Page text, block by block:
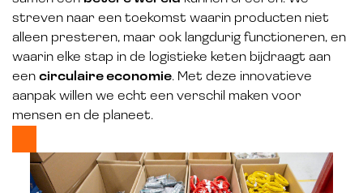
streven naar een toekomst waarin producten niet
alleen presteren, maar ook langdurig functioneren, en
waarin elke stap in de logistieke keten bijdraagt aan
een circulaire economie. Met deze innovatieve
aanpak willen we echt een verschil maken voor
mensen en de planeet.